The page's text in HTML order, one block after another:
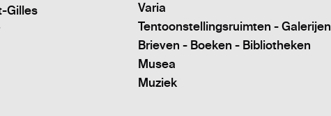
Gilles
Varia
Tentoonstellingsruimten - Galerijen
Brieven - Boeken - Bibliotheken
Musea
Muziek